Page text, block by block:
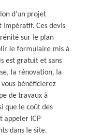
d’un projet
impératif. Ces devis
sur le plan
le formulaire mis à
est gratuit et sans
la rénovation, la
bénéficierez
de travaux à
que le coût des
appeler ICP
dans le site.